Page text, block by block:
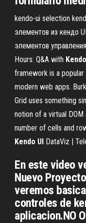
kendo-ui selection
элементов из кендо
элементов
Hours: Q&A with Kendo
framework is a
modern web apps.
Grid uses something
notion of a virtual
number of cells and
Kendo UI DataViz |
En este video
Nuevo
veremos
controles de
aplicacion.NO